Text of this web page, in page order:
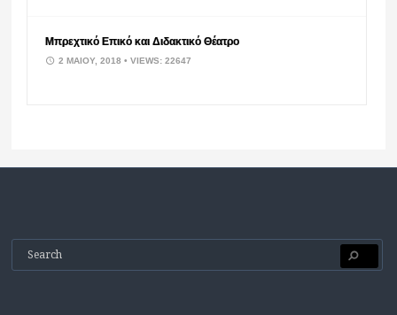
Μπρεχτικό Επικό και Διδακτικό Θέατρο
2 ΜΑΪ́ΟΥ, 2018• VIEWS: 22647